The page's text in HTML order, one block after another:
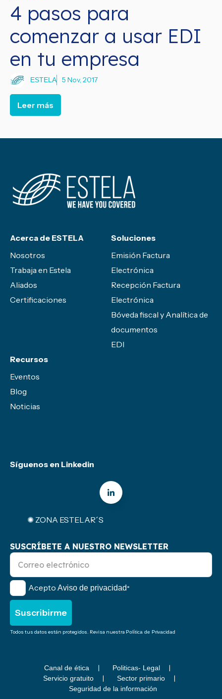
4 pasos para
comenzar a usar EDI
en tu empresa
ESTELA 5 Nov, 2017
Leer más
Acerca de ESTELA
Nosotros
Trabaja en Estela
Aliados
Certificaciones
Soluciones
Emisión Factura
Electrónica
Recepción Factura
Electrónica
Bóveda fiscal y Analítica de
documentos
EDI
Recursos
Eventos
Blog
Noticias
Síguenos en Linkedin
✺ ZONA ESTELAR´S
SUSCRÍBETE A NUESTRO NEWSLETTER
Acepto Aviso de privacidad*
Todos tus datos están protegidos. Revisa nuestra Política de Privacidad
Canal de ética
Politicas- Legal
Servicio gratuito
Sector primario
Seguridad de la información